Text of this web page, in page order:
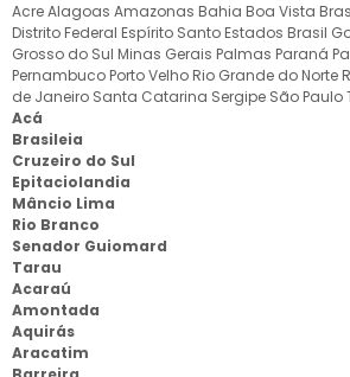
AcreAlagoas Amazonas Bahia Boa Vista
Distrito Federal Espírito Santo Estados Brasil
Grosso do Sul Minas Gerais Palmas Paraná
Pernambuco Porto Velho Rio Grande do Norte
de Janeiro Santa Catarina Sergipe São Paulo
Acá
Brasileia
Cruzeiro do Sul
Epitaciolandia
Mâncio Lima
Rio Branco
Senador Guiomard
Tarau
Acaraú
Amontada
Aquirás
Aracatim